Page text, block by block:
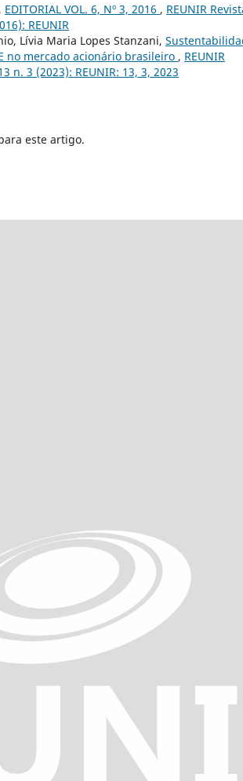
EDITORIAL VOL. 6, Nº 3, 2016 , REUNIR
REUNIR
Lívia Maria Lopes Stanzani,
no mercado acionário brasileiro , REUNIR
n. 3 (2023): REUNIR: 13, 3, 2023
este artigo.